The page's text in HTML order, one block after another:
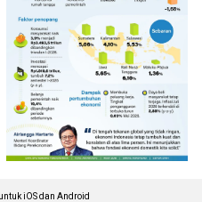
iOS dan Android